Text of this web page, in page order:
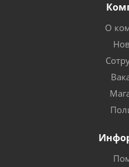
О